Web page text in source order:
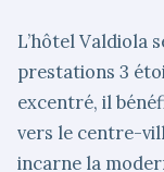
L’hôtel Valdiola
prestations 3
excentré, il
vers le centre-
incarne la